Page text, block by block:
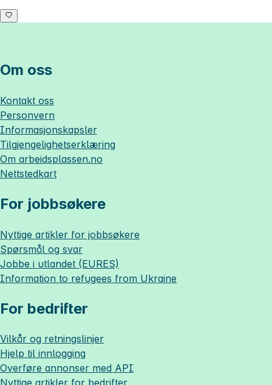
Om oss
Kontakt oss
Personvern
Informasjonskapsler
Tilgjengelighetserklæring
Om arbeidsplassen.no
Nettstedkart
For jobbsøkere
Nyttige artikler for jobbsøkere
Spørsmål og svar
Jobbe i utlandet (EURES)
Information to refugees from Ukraine
For bedrifter
Vilkår og retningslinjer
Hjelp til innlogging
Overføre annonser med API